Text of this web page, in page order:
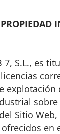
7, S.L., es
explotación
Sitio
en